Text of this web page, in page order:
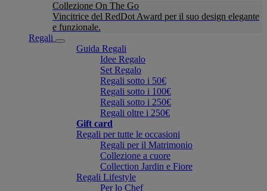
Collezione On The Go
Vincitrice del RedDot Award per il suo design elegante
e funzionale.
Regali
Guida Regali
Idee Regalo
Set Regalo
Regali sotto i 50€
Regali sotto i 100€
Regali sotto i 250€
Regali oltre i 250€
Gift card
Regali per tutte le occasioni
Regali per il Matrimonio
Collezione a cuore
Collection Jardin e Fiore
Regali Lifestyle
Per lo Chef